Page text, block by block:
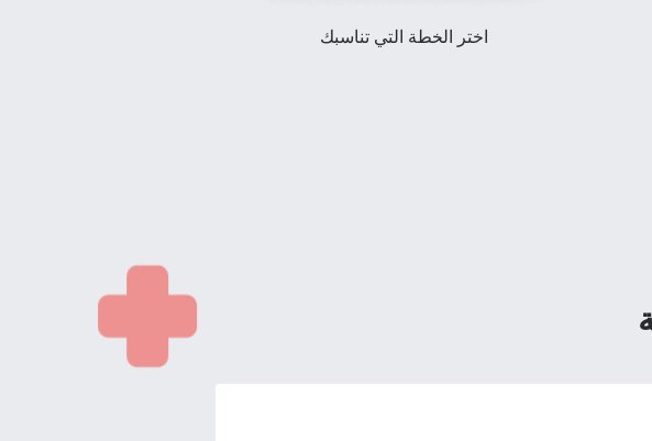
اختر الخطة التي تناسبك
or enter in your device
حساب